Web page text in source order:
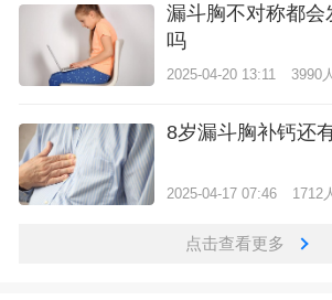
漏斗胸不对称都
吗
2025-04-20 13:11 3990
8岁漏斗胸补钙还
2025-04-17 07:46 1712
点击查看更多